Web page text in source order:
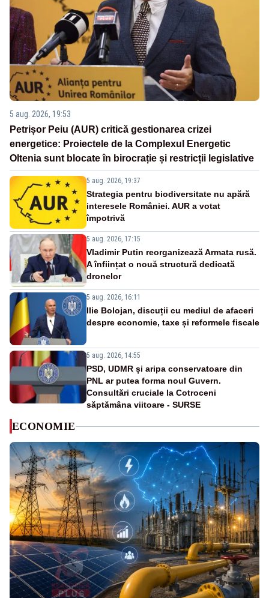
5 aug. 2026, 19:53
Petrișor Peiu (AUR) critică gestionarea crizei
energetice: Proiectele de la Complexul Energetic
Oltenia sunt blocate în birocrație și restricții legislative
5 aug. 2026, 19:37
Strategia pentru biodiversitate nu apără
interesele României. AUR a votat
împotrivă
5 aug. 2026, 17:15
Vladimir Putin reorganizează Armata rusă.
A înființat o nouă structură dedicată
dronelor
5 aug. 2026, 16:11
Ilie Bolojan, discuții cu mediul de afaceri
despre economie, taxe și reformele fiscale
5 aug. 2026, 14:55
PSD, UDMR și aripa conservatoare din
PNL ar putea forma noul Guvern.
Consultări cruciale la Cotroceni
săptămâna viitoare - SURSE
ECONOMIE